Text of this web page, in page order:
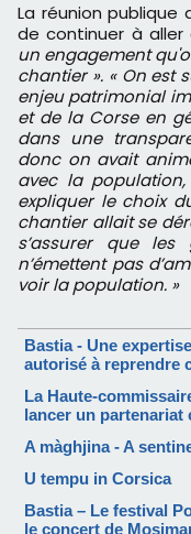
La réunion
de continuer à
un engagement
chantier ». « On est
enjeu patrimonial
et de la Corse en
dans une
donc on avait
avec la
expliquer le choix
chantier allait se
s’assurer que
n’émettent pas
voir la population. »
Bastia - Une
autorisé à reprendre
La Haute-
lancer un partenariat
A màghjina - A
U tempu in Corsica
Bastia – Le festival
le concert de